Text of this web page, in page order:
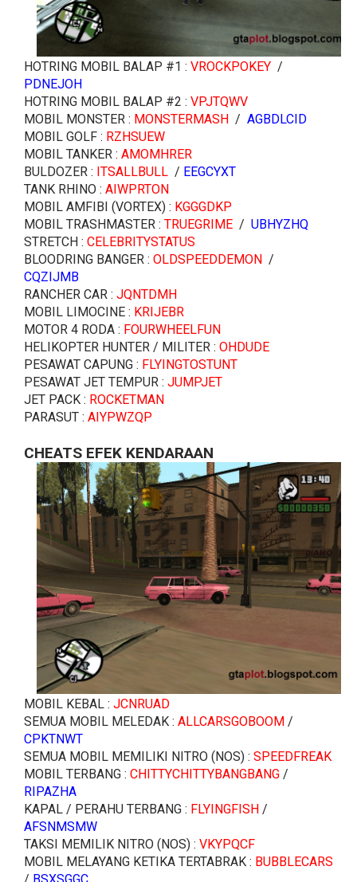
HOTRING MOBIL BALAP #1 : VROCKPOKEY /
PDNEJOH
HOTRING MOBIL BALAP #2 : VPJTQWV
MOBIL MONSTER : MONSTERMASH / AGBDLCID
MOBIL GOLF : RZHSUEW
MOBIL TANKER : AMOMHRER
BULDOZER : ITSALLBULL / EEGCYXT
TANK RHINO : AIWPRTON
MOBIL AMFIBI (VORTEX) : KGGGDKP
MOBIL TRASHMASTER : TRUEGRIME / UBHYZHQ
STRETCH : CELEBRITYSTATUS
BLOODRING BANGER : OLDSPEEDDEMON /
CQZIJMB
RANCHER CAR : JQNTDMH
MOBIL LIMOCINE : KRIJEBR
MOTOR 4 RODA : FOURWHEELFUN
HELIKOPTER HUNTER / MILITER : OHDUDE
PESAWAT CAPUNG : FLYINGTOSTUNT
PESAWAT JET TEMPUR : JUMPJET
JET PACK : ROCKETMAN
PARASUT : AIYPWZQP
CHEATS EFEK KENDARAAN
MOBIL KEBAL : JCNRUAD
SEMUA MOBIL MELEDAK : ALLCARSGOBOOM /
CPKTNWT
SEMUA MOBIL MEMILIKI NITRO (NOS) : SPEEDFREAK
MOBIL TERBANG : CHITTYCHITTYBANGBANG /
RIPAZHA
KAPAL / PERAHU TERBANG : FLYINGFISH /
AFSNMSMW
TAKSI MEMILIK NITRO (NOS) : VKYPQCF
MOBIL MELAYANG KETIKA TERTABRAK : BUBBLECARS